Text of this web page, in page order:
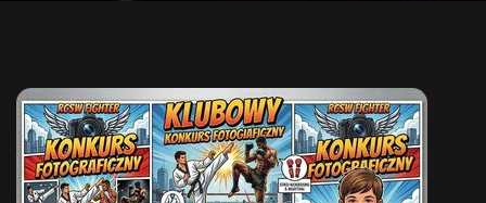
Nawigacja
po
wpisach